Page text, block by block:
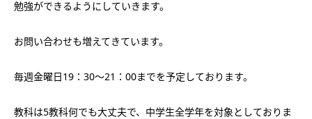
勉強ができるようにしていきます。
お問い合わせも増えてきています。
毎週金曜日19：30～21：00までを予定しております。
教科は5教科何でも大丈夫で、中学生全学年を対象としておりま